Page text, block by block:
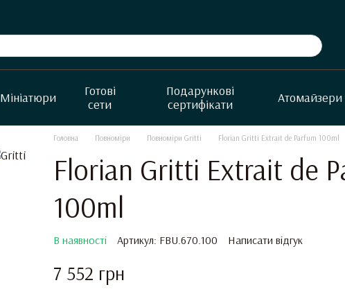
Мініатюри
Готові
сети
Подарункові
сертифікати
Aтомайзери
Головна Повноміри Повноміри Gritti Florian Gritti Extrait de Parfum 100ml
Florian Gritti Extrait de
100ml
В наявності Артикул: FBU.670.100 Написати відгук
7 552 грн